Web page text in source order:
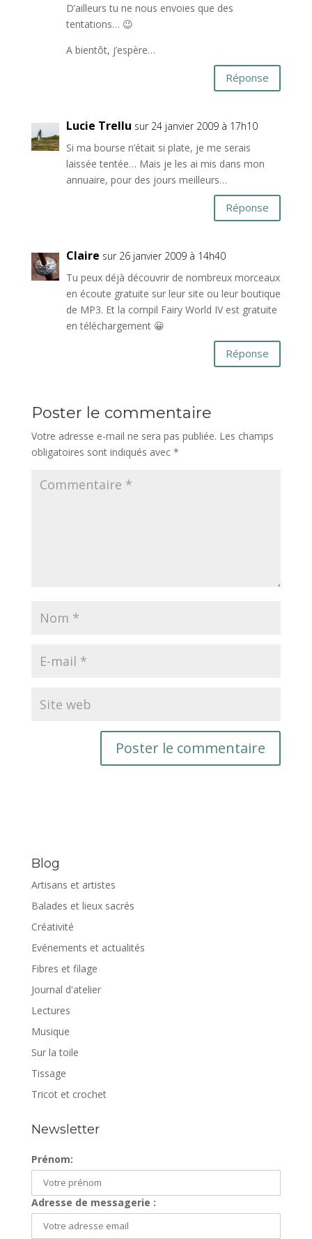
D’ailleurs tu ne nous envoies que des
tentations… 😉
A bientôt, j’espère…
Réponse
Lucie Trellu sur 24 janvier 2009 à 17h10
Si ma bourse n’était si plate, je me serais
laissée tentée… Mais je les ai mis dans mon
annuaire, pour des jours meilleurs…
Réponse
Claire sur 26 janvier 2009 à 14h40
Tu peux déjà découvrir de nombreux morceaux
en écoute gratuite sur leur site ou leur boutique
de MP3. Et la compil Fairy World IV est gratuite
en téléchargement 😀
Réponse
Poster le commentaire
Votre adresse e-mail ne sera pas publiée. Les champs
obligatoires sont indiqués avec *
Blog
Artisans et artistes
Balades et lieux sacrés
Créativité
Evénements et actualités
Fibres et filage
Journal d'atelier
Lectures
Musique
Sur la toile
Tissage
Tricot et crochet
Newsletter
Prénom:
Adresse de messagerie :